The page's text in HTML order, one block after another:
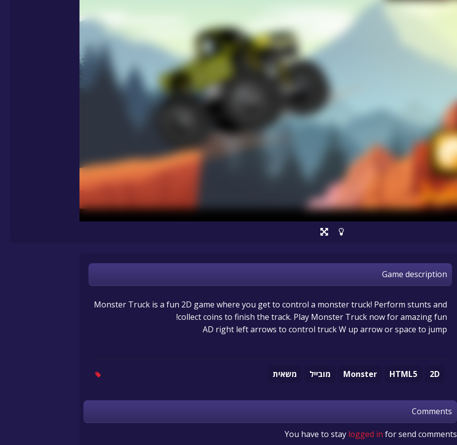
Game description
Monster Truck is a fun 2D game where you get to control a monster truck! Perform stunts and
collect coins to finish the track. Play Monster Truck now for amazing fun!
AD right left arrows to control truck W up arrow or space to jump
2D
HTML5
Monster מובייל משאית
Comments
You have to stay logged in for send comments